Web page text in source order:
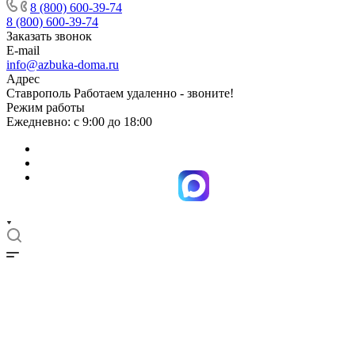
8 (800) 600-39-74
8 (800) 600-39-74
Заказать звонок
E-mail
info@azbuka-doma.ru
Адрес
Ставрополь Работаем удаленно - звоните!
Режим работы
Ежедневно: с 9:00 до 18:00